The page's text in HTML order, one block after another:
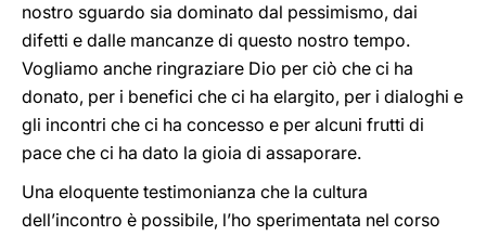
nostro sguardo sia dominato dal pessimismo, dai
difetti e dalle mancanze di questo nostro tempo.
Vogliamo anche ringraziare Dio per ciò che ci ha
donato, per i benefici che ci ha elargito, per i dialoghi e
gli incontri che ci ha concesso e per alcuni frutti di
pace che ci ha dato la gioia di assaporare.
Una eloquente testimonianza che la cultura
dell’incontro è possibile, l’ho sperimentata nel corso